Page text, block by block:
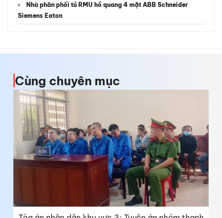
Nhà phân phối tủ RMU hồ quang 4 mặt ABB Schneider
Siemens Eaton
Cùng chuyên mục